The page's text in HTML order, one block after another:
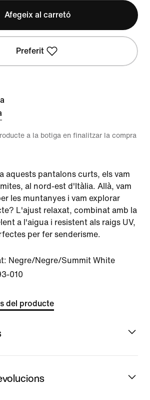
Afegeix al carretó
Preferit
a la botiga en finalitzar la compra
aquests pantalons curts, els vam
al nord-est d'Itàlia. Allà, vam
les muntanyes i vam explorar
L'ajust relaxat, combinat amb la
a l'aigua i resistent als raigs UV,
per fer senderisme.
Negre/Negre/Summit White
010
del producte